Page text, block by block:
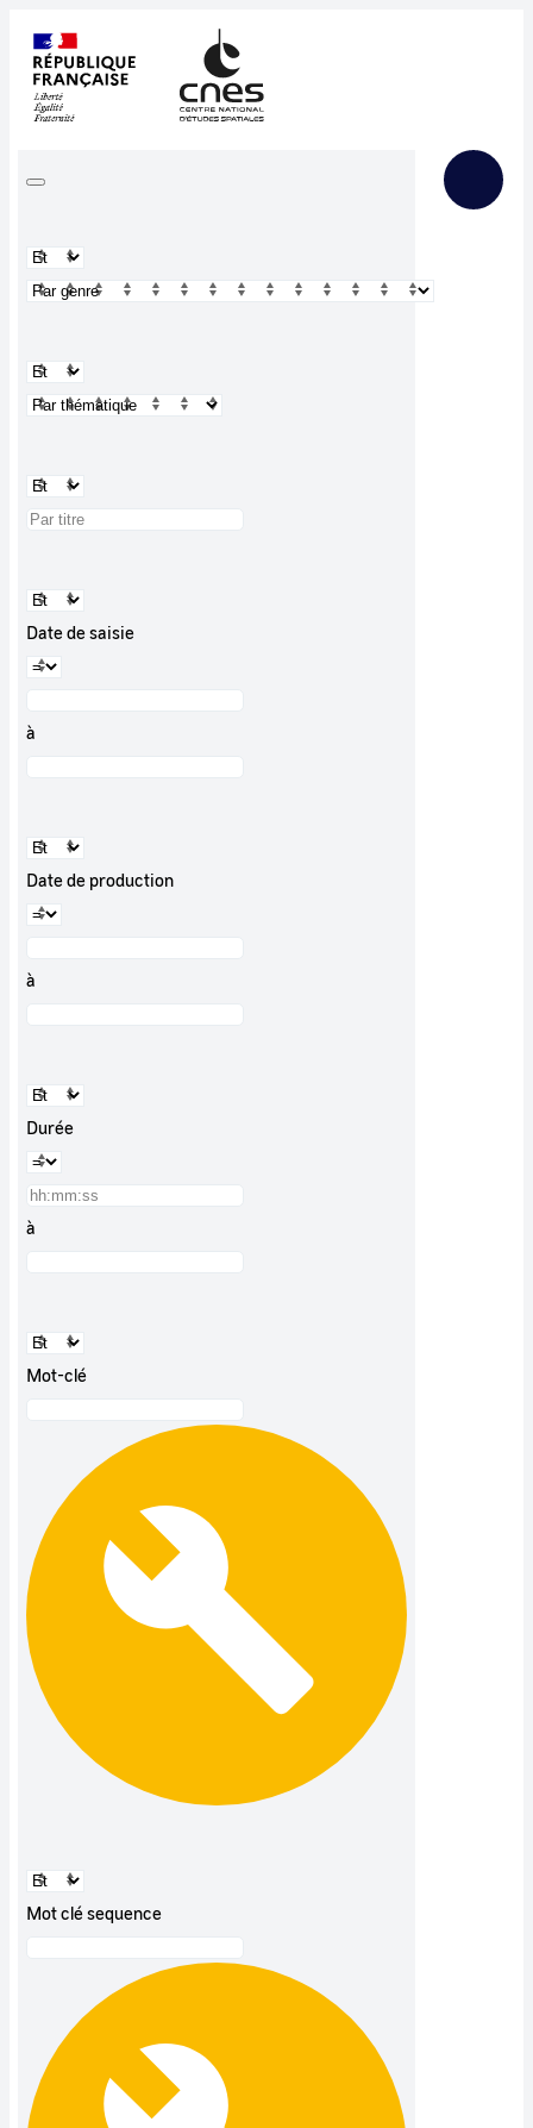
Date de saisie
à
Date de production
à
Durée
à
Mot-clé
Mot clé sequence